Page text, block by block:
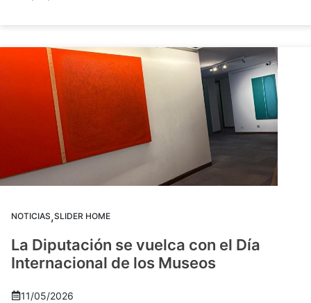
NOTICIAS,SLIDER HOME
La Diputación se vuelca con el Día
Internacional de los Museos
11/05/2026